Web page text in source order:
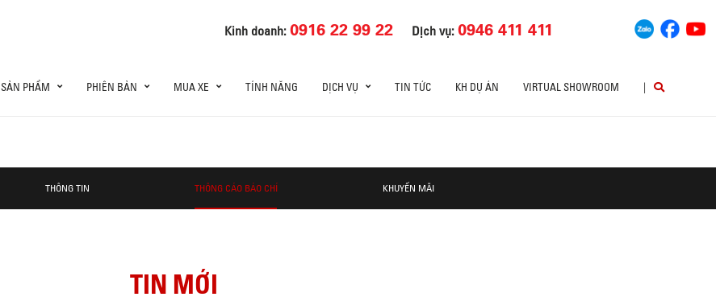
Kinh doanh:0916 22 99 22 Dịch vụ:0946 411 411
SẢN PHẨM PHIÊN BẢN MUA XE TÍNH NĂNG DỊCH VỤ TIN TỨC KH DỰ ÁN VIRTUAL SHOWROOM |
THÔNG TIN THÔNG CÁO BÁO CHÍ KHUYẾN MÃI
TIN MỚI